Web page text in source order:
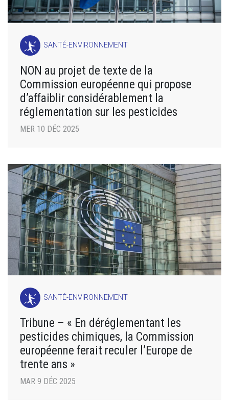
SANTÉ-ENVIRONNEMENT
NON au projet de texte de la
Commission européenne qui propose
d’affaiblir considérablement la
réglementation sur les pesticides
MER 10 DÉC 2025
SANTÉ-ENVIRONNEMENT
Tribune – « En déréglementant les
pesticides chimiques, la Commission
européenne ferait reculer l’Europe de
trente ans »
MAR 9 DÉC 2025